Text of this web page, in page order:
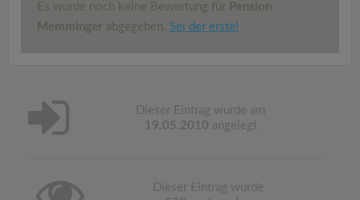
Es wurde noch keine Bewertung für Pension
Memminger abgegeben. Sei der erste!
Dieser Eintrag wurde am
19.05.2010 angelegt
Dieser Eintrag wurde